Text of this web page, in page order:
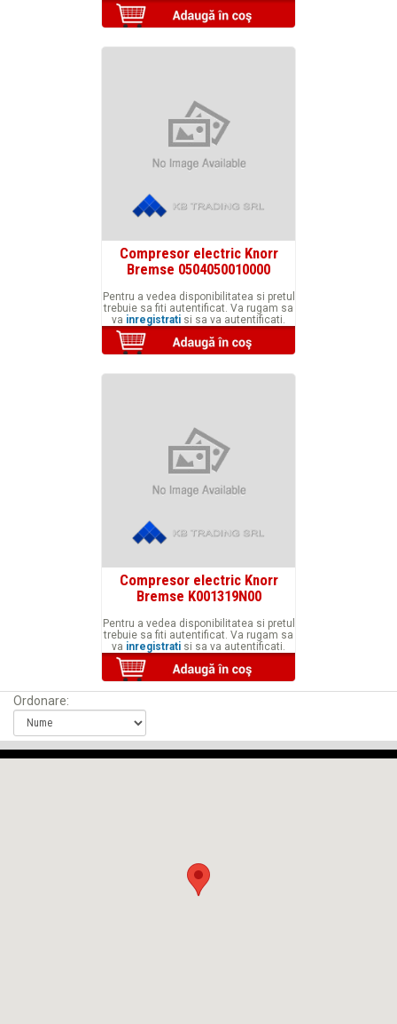
Compresor electric Knorr
Bremse 0504050010000
Pentru a vedea disponibilitatea si pretul
trebuie sa fiti autentificat. Va rugam sa
va inregistrati si sa va autentificati.
Compresor electric Knorr
Bremse K001319N00
Pentru a vedea disponibilitatea si pretul
trebuie sa fiti autentificat. Va rugam sa
va inregistrati si sa va autentificati.
Ordonare: